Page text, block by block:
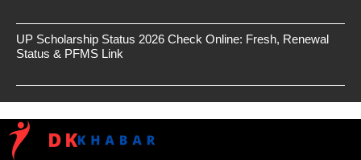
UP Scholarship Status 2026 Check Online: Fresh, Renewal
Status & PFMS Link